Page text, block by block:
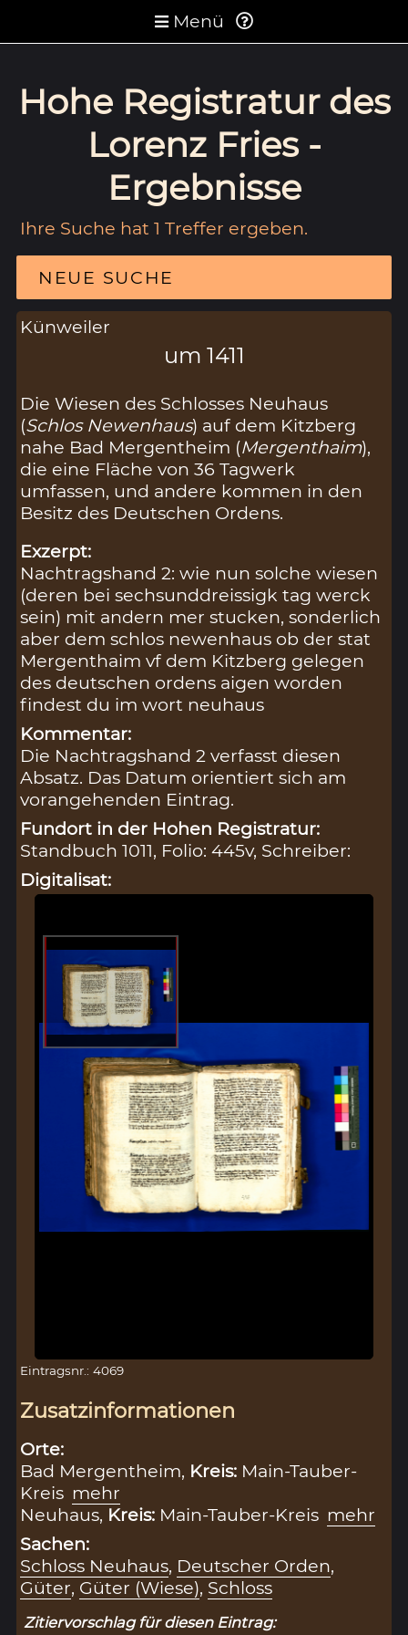
Menü
Hohe Registratur des
Lorenz Fries -
Ergebnisse
Ihre Suche hat 1 Treffer ergeben.
NEUE SUCHE
Künweiler
um 1411
Die Wiesen des Schlosses Neuhaus
(Schlos Newenhaus) auf dem Kitzberg
nahe Bad Mergentheim (Mergenthaim),
die eine Fläche von 36 Tagwerk
umfassen, und andere kommen in den
Besitz des Deutschen Ordens.
Exzerpt:
Nachtragshand 2: wie nun solche wiesen
(deren bei sechsunddreissigk tag werck
sein) mit andern mer stucken, sonderlich
aber dem schlos newenhaus ob der stat
Mergenthaim vf dem Kitzberg gelegen
des deutschen ordens aigen worden
findest du im wort neuhaus
Kommentar:
Die Nachtragshand 2 verfasst diesen
Absatz. Das Datum orientiert sich am
vorangehenden Eintrag.
Fundort in der Hohen Registratur:
Standbuch 1011, Folio: 445v, Schreiber:
Digitalisat:
Eintragsnr.: 4069
Zusatzinformationen
Orte:
Bad Mergentheim, Kreis: Main-Tauber-
Kreis mehr
Neuhaus, Kreis: Main-Tauber-Kreis mehr
Sachen:
Schloss Neuhaus, Deutscher Orden,
Güter, Güter (Wiese), Schloss
Zitiervorschlag für diesen Eintrag: